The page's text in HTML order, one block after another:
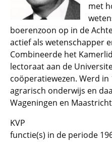
met
boerenzoon op in de
actief als wetenschapper
Combineerde het
lectoraat aan de
coöperatiewezen. Werd
agrarisch onderwijs en
Wageningen en
KVP
functie(s) in de periode